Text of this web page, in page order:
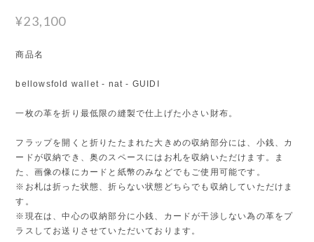
¥23,100
商品名
bellowsfold wallet - nat - GUIDI
一枚の革を折り最低限の縫製で仕上げた小さい財布。
フラップを開くと折りたたまれた大きめの収納部分には、小銭、カ
ードが収納でき、奥のスペースにはお札を収納いただけます。ま
た、画像の様にカードと紙幣のみなどでもご使用可能です。
※お札は折った状態、折らない状態どちらでも収納していただけま
す。
※現在は、中心の収納部分に小銭、カードが干渉しない為の革をプ
ラスしてお送りさせていただいております。